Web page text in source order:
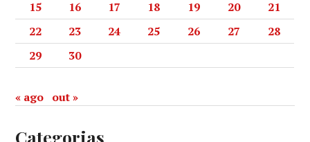
15
16 17 18 19 20
21
22
23 24 25 26 27
28
29
30
« ago out »
Categorias